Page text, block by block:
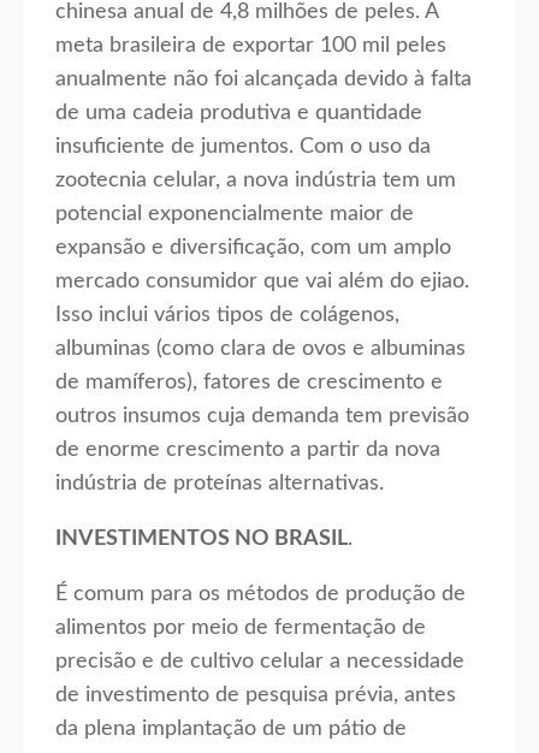
chinesa anual de 4,8 milhões de peles. A
meta brasileira de exportar 100 mil peles
anualmente não foi alcançada devido à falta
de uma cadeia produtiva e quantidade
insuficiente de jumentos. Com o uso da
zootecnia celular, a nova indústria tem um
potencial exponencialmente maior de
expansão e diversificação, com um amplo
mercado consumidor que vai além do ejiao.
Isso inclui vários tipos de colágenos,
albuminas (como clara de ovos e albuminas
de mamíferos), fatores de crescimento e
outros insumos cuja demanda tem previsão
de enorme crescimento a partir da nova
indústria de proteínas alternativas.
INVESTIMENTOS NO BRASIL.
É comum para os métodos de produção de
alimentos por meio de fermentação de
precisão e de cultivo celular a necessidade
de investimento de pesquisa prévia, antes
da plena implantação de um pátio de